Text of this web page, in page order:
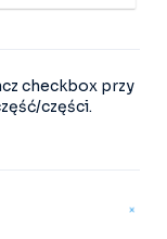
checkbox przy
części.